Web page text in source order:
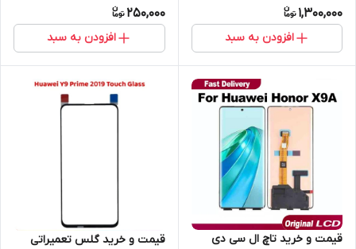
1,300,000
افزودن به سبد
250,000
افزودن به سبد
قیمت و‌ خرید تاچ ال سی دی
قیمت و خرید گلس تعمیراتی